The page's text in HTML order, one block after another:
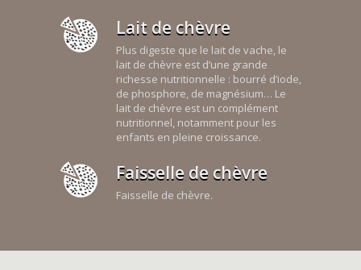
Lait de chèvre
Plus digeste que le lait de vache, le
lait de chèvre est d’une grande
richesse nutritionnelle : bourré d’iode,
de phosphore, de magnésium… Le
lait de chèvre est un complément
nutritionnel, notamment pour les
enfants en pleine croissance.
Faisselle de chèvre
Faisselle de chèvre.